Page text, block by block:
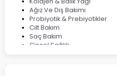
Ağız Ve Diş Bakımı
Probiyotik & Prebiyotikler
Cilt Bakım
Saç Bakım
Cinsel Sağlık